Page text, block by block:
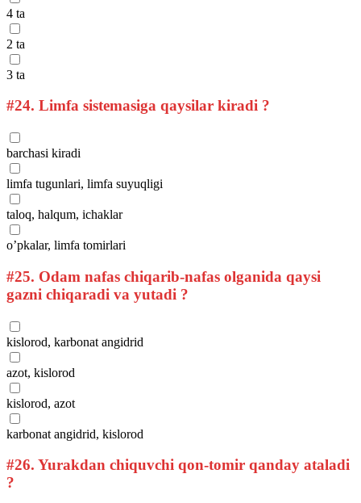
4 ta
2 ta
3 ta
#24. Limfa sistemasiga qaysilar kiradi ?
barchasi kiradi
limfa tugunlari, limfa suyuqligi
taloq, halqum, ichaklar
o’pkalar, limfa tomirlari
#25. Odam nafas chiqarib-nafas olganida qaysi
gazni chiqaradi va yutadi ?
kislorod, karbonat angidrid
azot, kislorod
kislorod, azot
karbonat angidrid, kislorod
#26. Yurakdan chiquvchi qon-tomir qanday ataladi
?